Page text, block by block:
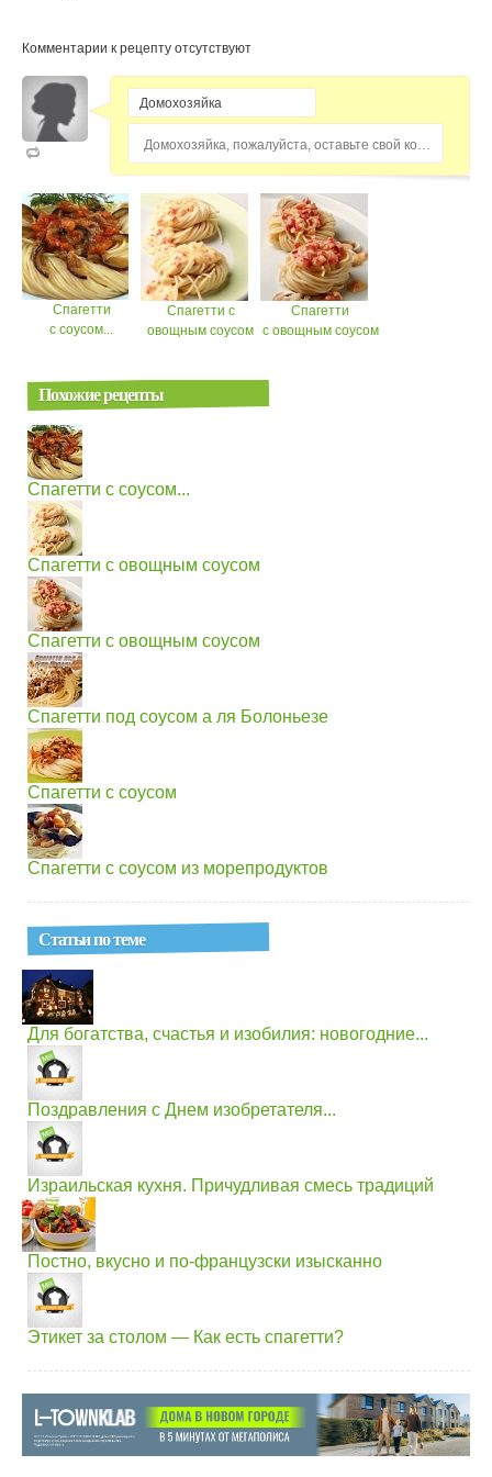
Комментарии к рецепту отсутствуют
Домохозяйка, пожалуйста, оставьте свой комментарий...
Спагетти
с соусом...
Спагетти с
овoщным соусом
Спагетти
с овощным соусом
Похожие рецепты
Спагетти с соусом...
Спагетти с овoщным соусом
Спагетти с овощным соусом
Спагетти под соусом а ля Болоньезе
Спагетти с соусом
Спагетти с соусом из морепродуктов
Статьи по теме
Для богатства, счастья и изобилия: новогодние...
Поздравления с Днем изобретателя...
Израильская кухня. Причудливая смесь традиций
Постно, вкусно и по-французски изысканно
Этикет за столом — Как есть спагетти?